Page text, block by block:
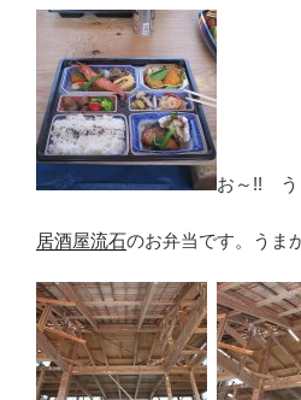
お～!! う
居酒屋流石のお弁当です。うま